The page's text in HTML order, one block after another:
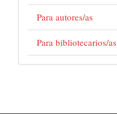
Para autores/as
Para bibliotecarios/as